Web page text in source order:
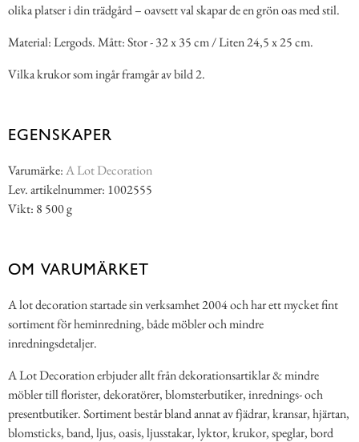
olika platser i din trädgård – oavsett val skapar de en grön oas med stil.
Material: Lergods. Mått: Stor - 32 x 35 cm / Liten 24,5 x 25 cm.
Vilka krukor som ingår framgår av bild 2.
EGENSKAPER
Varumärke:A Lot Decoration
Lev. artikelnummer: 1002555
Vikt: 8 500 g
OM VARUMÄRKET
A lot decoration startade sin verksamhet 2004 och har ett mycket fint
sortiment för heminredning, både möbler och mindre
inredningsdetaljer.
A Lot Decoration erbjuder allt från dekorationsartiklar & mindre
möbler till florister, dekoratörer, blomsterbutiker, inrednings- och
presentbutiker. Sortiment består bland annat av fjädrar, kransar, hjärtan,
blomsticks, band, ljus, oasis, ljusstakar, lyktor, krukor, speglar, bord